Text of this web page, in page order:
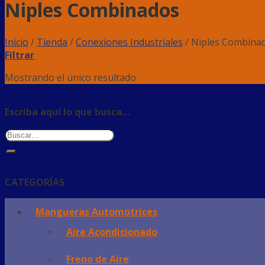
Niples Combinados
Inicio / Tienda /Conexiones Industriales / Niples
Filtrar
Mostrando el único resultado
Escriba aquí lo que busca…
CATEGORÍAS
Mangueras Automotrices
Aire Acondicionado
Freno de Aire